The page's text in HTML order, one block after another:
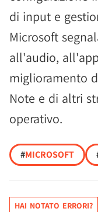
di input e
Microsoft
all'audio,
miglioramento
Note e di altri
operativo.
#MICROSOFT
HAI NOTATO ERRORI?